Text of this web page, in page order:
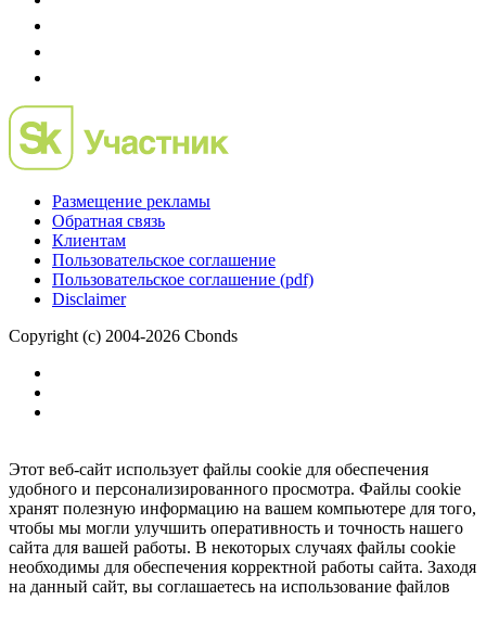
Размещение рекламы
Обратная связь
Клиентам
Пользовательское соглашение
Пользовательское соглашение (pdf)
Disclaimer
Copyright (c) 2004-2026 Cbonds
Этот веб-сайт использует файлы cookie для обеспечения
удобного и персонализированного просмотра. Файлы cookie
хранят полезную информацию на вашем компьютере для того,
чтобы мы могли улучшить оперативность и точность нашего
сайта для вашей работы. В некоторых случаях файлы cookie
необходимы для обеспечения корректной работы сайта. Заходя
на данный сайт, вы соглашаетесь на использование файлов